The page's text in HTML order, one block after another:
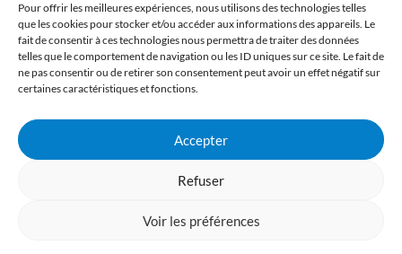
Pour offrir les meilleures expériences, nous utilisons des technologies telles
que les cookies pour stocker et/ou accéder aux informations des appareils. Le
fait de consentir à ces technologies nous permettra de traiter des données
telles que le comportement de navigation ou les ID uniques sur ce site. Le fait de
ne pas consentir ou de retirer son consentement peut avoir un effet négatif sur
certaines caractéristiques et fonctions.
Accepter
Refuser
Voir les préférences